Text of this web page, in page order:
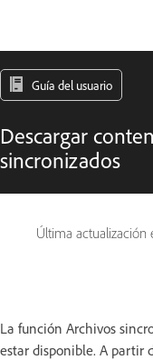
Guía del usuario
Descargar
sincronizados
Última actualización
La función Archivos
estar disponible. A partir